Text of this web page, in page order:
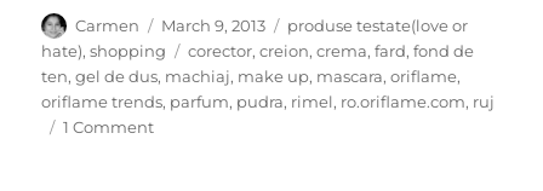
Author
Carmen
Posted
on
March 9, 2013 Categories
produse testate(love or
hate),shopping Tags
corector,creion,crema,fard,fond de
ten,gel de dus, machiaj, make up, mascara,oriflame,
oriflame trends, parfum, pudra, rimel, ro.oriflame.com, ruj
1 Commenton